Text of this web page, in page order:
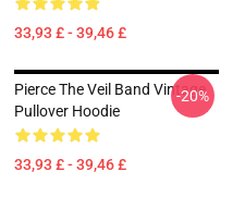
33,93 £ - 39,46 £
Pierce The Veil Band Vintage
Pullover Hoodie
33,93 £ - 39,46 £
-20%